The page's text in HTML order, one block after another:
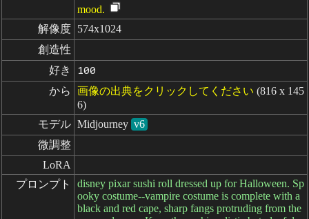
mood.
解像度 574x1024
創造性
好き
100
から 画像の出典をクリックしてください (816 x 145
6)
モデル Midjourney v6
微調整
LoRA
プロンプト
disney pixar sushi roll dressed up for Halloween. Sp
ooky costume--vampire costume is complete with a
black and red cape, sharp fangs protruding from the